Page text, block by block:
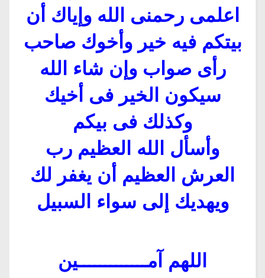
اعلمى رحمنى الله وإياك أن
بيتكم فيه خير وأخوك صاحب
رأى صواب وإن شاء الله
سيكون الخير فى أخيك
وكذلك فى بيكم
وأسأل الله العظيم رب
العرش العظيم أن يغفر لك
ويهديك إلى سواء السبيل
اللهم آمـــــــــــــين